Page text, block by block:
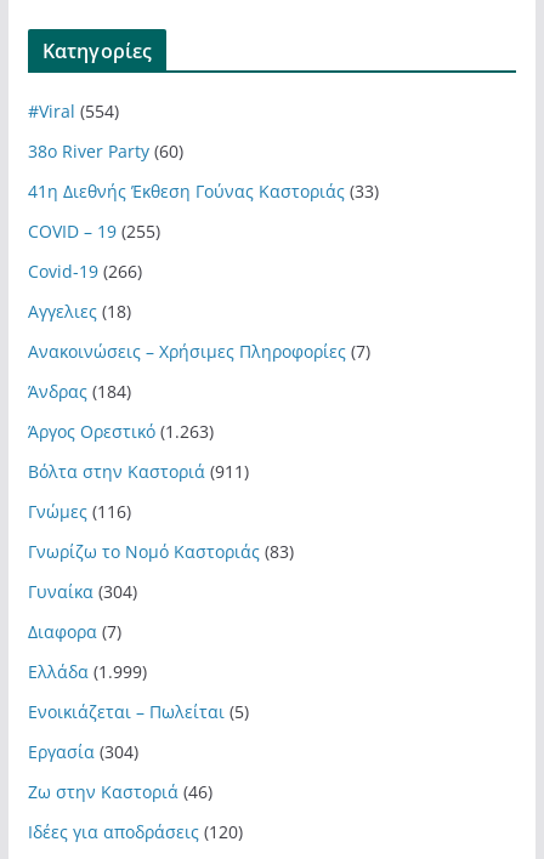
Kατηγορίες
#Viral (554)
38ο River Party(60)
41η Διεθνής Έκθεση Γούνας Καστοριάς(33)
COVID – 19(255)
Covid-19(266)
Αγγελιες(18)
Ανακοινώσεις – Χρήσιμες Πληροφορίες(7)
Άνδρας(184)
Άργος Ορεστικό(1.263)
Βόλτα στην Καστοριά(911)
Γνώμες(116)
Γνωρίζω το Νομό Καστοριάς(83)
Γυναίκα(304)
Διαφορα(7)
Ελλάδα(1.999)
Ενοικιάζεται – Πωλείται(5)
Εργασία(304)
Ζω στην Καστοριά(46)
Ιδέες για αποδράσεις(120)